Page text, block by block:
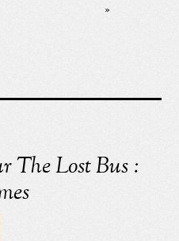
»
The Lost Bus :